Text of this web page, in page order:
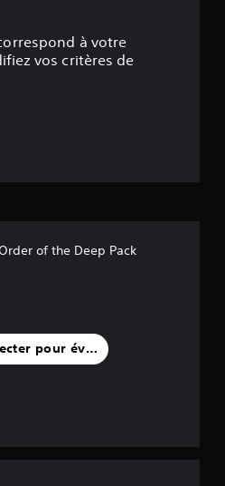
s
b
à votre
vos critères de
of the Deep Pack
pour évaluer